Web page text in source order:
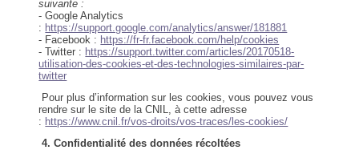
suivante :
- Google Analytics
: https://support.google.com/analytics/answer/181881
- Facebook : https://fr-fr.facebook.com/help/cookies
- Twitter : https://support.twitter.com/articles/20170518-
utilisation-des-cookies-et-des-technologies-similaires-par-
twitter
Pour plus d’information sur les cookies, vous pouvez vous
rendre sur le site de la CNIL, à cette adresse
: https://www.cnil.fr/vos-droits/vos-traces/les-cookies/
4. Confidentialité des données récoltées